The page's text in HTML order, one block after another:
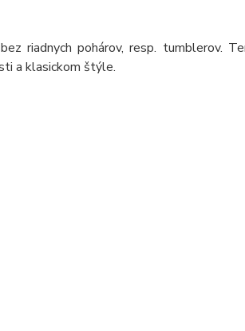
riadnych pohárov, resp. tumblerov.
a klasickom štýle.